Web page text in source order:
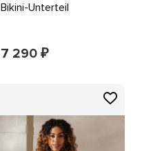
Bikini-Unterteil
7 290 ₽